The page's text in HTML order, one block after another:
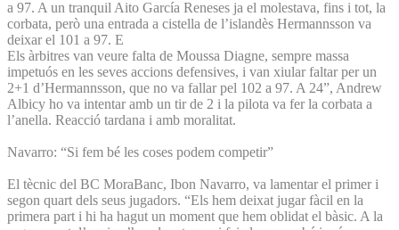
a 97. A un tranquil Aito García Reneses ja el molestava, fins i tot, la
corbata, però una entrada a cistella de l’islandès Hermannsson va
deixar el 101 a 97. E
Els àrbitres van veure falta de Moussa Diagne, sempre massa
impetuós en les seves accions defensives, i van xiular faltar per un
2+1 d’Hermannsson, que no va fallar pel 102 a 97. A 24”, Andrew
Albicy ho va intentar amb un tir de 2 i la pilota va fer la corbata a
l’anella. Reacció tardana i amb moralitat.
Navarro: “Si fem bé les coses podem competir”
El tècnic del BC MoraBanc, Ibon Navarro, va lamentar el primer i
segon quart dels seus jugadors. “Els hem deixat jugar fàcil en la
primera part i hi ha hagut un moment que hem oblidat el bàsic. A la